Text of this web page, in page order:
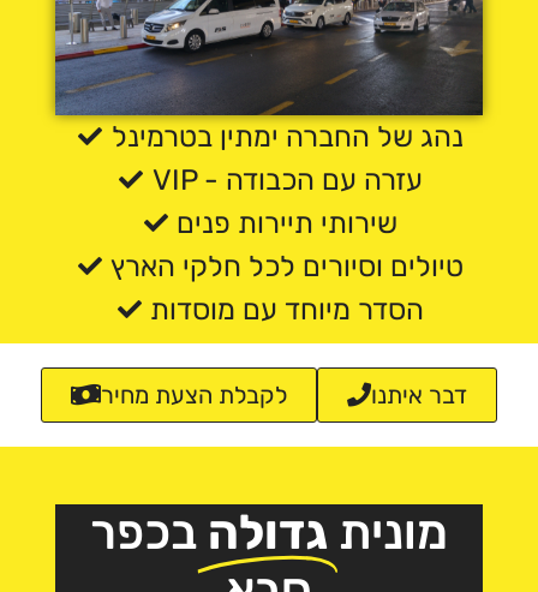
נהג של החברה ימתין בטרמינל
VIP - עזרה עם הכבודה
שירותי תיירות פנים
טיולים וסיורים לכל חלקי הארץ
הסדר מיוחד עם מוסדות
לקבלת הצעת מחיר דבר איתנו
מונית גדולה בכפר